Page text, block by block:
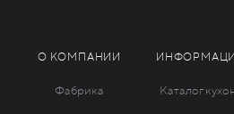
О КОМПАНИИ
Фабрика Каталог